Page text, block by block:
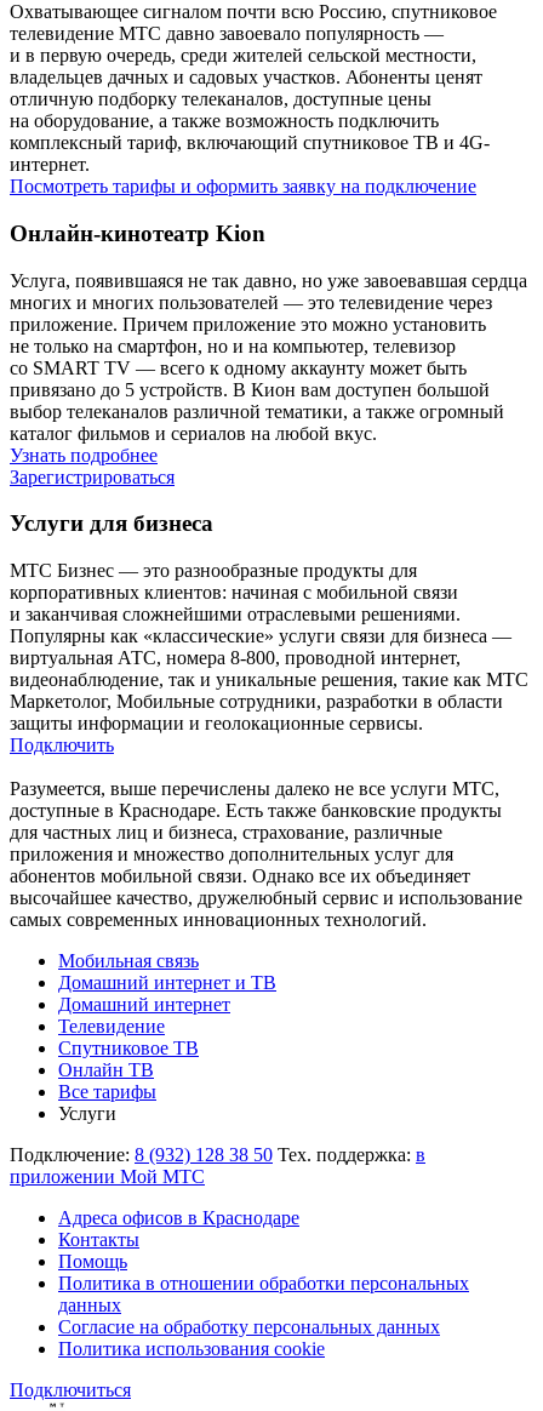
Охватывающее сигналом почти всю Россию, спутниковое
телевидение МТС давно завоевало популярность —
и в первую очередь, среди жителей сельской местности,
владельцев дачных и садовых участков. Абоненты ценят
отличную подборку телеканалов, доступные цены
на оборудование, а также возможность подключить
комплексный тариф, включающий спутниковое ТВ и 4G-
интернет.
Посмотреть тарифы и оформить заявку на подключение
Онлайн-кинотеатр Kion
Услуга, появившаяся не так давно, но уже завоевавшая сердца
многих и многих пользователей — это телевидение через
приложение. Причем приложение это можно установить
не только на смартфон, но и на компьютер, телевизор
со SMART TV — всего к одному аккаунту может быть
привязано до 5 устройств. В Кион вам доступен большой
выбор телеканалов различной тематики, а также огромный
каталог фильмов и сериалов на любой вкус.
Узнать подробнее
Зарегистрироваться
Услуги для бизнеса
МТС Бизнес — это разнообразные продукты для
корпоративных клиентов: начиная с мобильной связи
и заканчивая сложнейшими отраслевыми решениями.
Популярны как «классические» услуги связи для бизнеса —
виртуальная АТС, номера 8-800, проводной интернет,
видеонаблюдение, так и уникальные решения, такие как МТС
Маркетолог, Мобильные сотрудники, разработки в области
защиты информации и геолокационные сервисы.
Подключить
Разумеется, выше перечислены далеко не все услуги МТС,
доступные в Краснодаре. Есть также банковские продукты
для частных лиц и бизнеса, страхование, различные
приложения и множество дополнительных услуг для
абонентов мобильной связи. Однако все их объединяет
высочайшее качество, дружелюбный сервис и использование
самых современных инновационных технологий.
Мобильная связь
Домашний интернет и ТВ
Домашний интернет
Телевидение
Спутниковое ТВ
Онлайн ТВ
Все тарифы
Услуги
Подключение: 8 (932) 128 38 50 Тех. поддержка: в
приложении Мой МТС
Адреса офисов в Краснодаре
Контакты
Помощь
Политика в отношении обработки персональных
данных
Согласие на обработку персональных данных
Политика использования cookie
Подключиться